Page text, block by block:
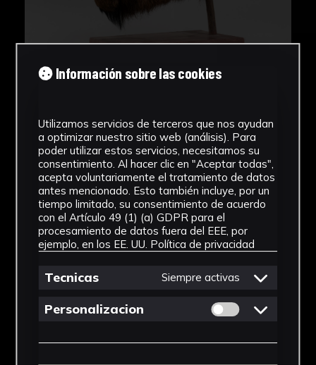
Información sobre las cookies
Utilizamos servicios de terceros que nos ayudan
a optimizar nuestro sitio web (análisis). Para
poder utilizar estos servicios, necesitamos su
consentimiento. Al hacer clic en "Aceptar todas",
acepta voluntariamente el tratamiento de datos
antes mencionado. Esto también incluye, por un
tiempo limitado, su consentimiento de acuerdo
con el Artículo 49 (1) (a) GDPR para el
procesamiento de datos fuera del EEE, por
ejemplo, en los EE. UU. Política de privacidad
Tecnicas Siempre activas
Personalizacion Permitir cookies